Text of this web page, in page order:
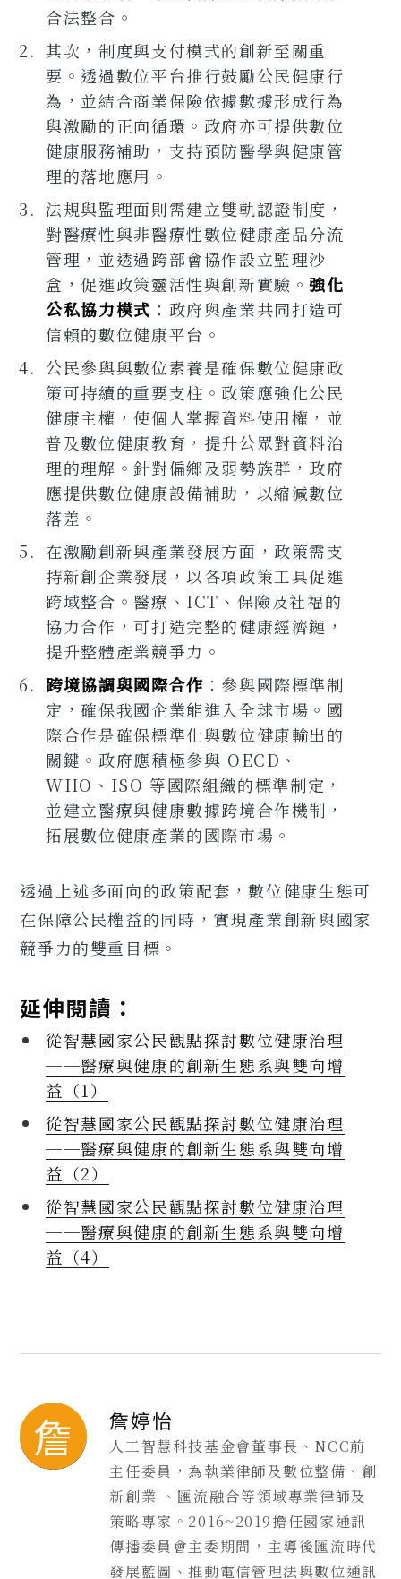
合法整合。
其次，制度與支付模式的創新至關重
要。透過數位平台推行鼓勵公民健康行
為，並結合商業保險依據數據形成行為
與激勵的正向循環。政府亦可提供數位
健康服務補助，支持預防醫學與健康管
理的落地應用。
法規與監理面則需建立雙軌認證制度，
對醫療性與非醫療性數位健康產品分流
管理，並透過跨部會協作設立監理沙
盒，促進政策靈活性與創新實驗。強化
公私協力模式 ：政府與產業共同打造可
信賴的數位健康平台。
公民參與與數位素養是確保數位健康政
策可持續的重要支柱。政策應強化公民
健康主權，使個人掌握資料使用權，並
普及數位健康教育，提升公眾對資料治
理的理解。針對偏鄉及弱勢族群，政府
應提供數位健康設備補助，以縮減數位
落差。
在激勵創新與產業發展方面，政策需支
持新創企業發展，以各項政策工具促進
跨域整合。醫療、ICT、保險及社福的
協力合作，可打造完整的健康經濟鏈，
提升整體產業競爭力。
跨境協調與國際合作 ：參與國際標準制
定，確保我國企業能進入全球市場。國
際合作是確保標準化與數位健康輸出的
關鍵。政府應積極參與 OECD、
WHO、ISO 等國際組織的標準制定，
並建立醫療與健康數據跨境合作機制，
拓展數位健康產業的國際市場。
透過上述多面向的政策配套，數位健康生態可
在保障公民權益的同時，實現產業創新與國家
競爭力的雙重目標。
延伸閱讀：
從智慧國家公民觀點探討數位健康治理
──醫療與健康的創新生態系與雙向增
益（1）
從智慧國家公民觀點探討數位健康治理
──醫療與健康的創新生態系與雙向增
益（2）
從智慧國家公民觀點探討數位健康治理
──醫療與健康的創新生態系與雙向增
益（4）
詹 詹婷怡
人工智慧科技基金會董事長、NCC前
主任委員，為執業律師及數位整備、創
新創業 、匯流融合等領域專業律師及
策略專家。2016~2019擔任國家通訊
傳播委員會主委期間，主導後匯流時代
發展藍圖、推動電信管理法與數位通訊